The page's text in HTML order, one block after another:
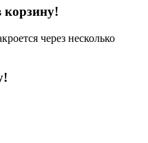
корзину!
через несколько